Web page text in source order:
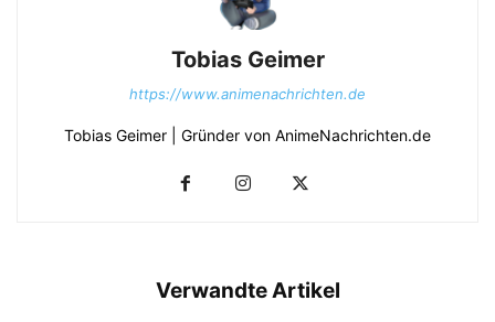
Tobias Geimer
https://www.animenachrichten.de
Tobias Geimer | Gründer von AnimeNachrichten.de
Verwandte Artikel